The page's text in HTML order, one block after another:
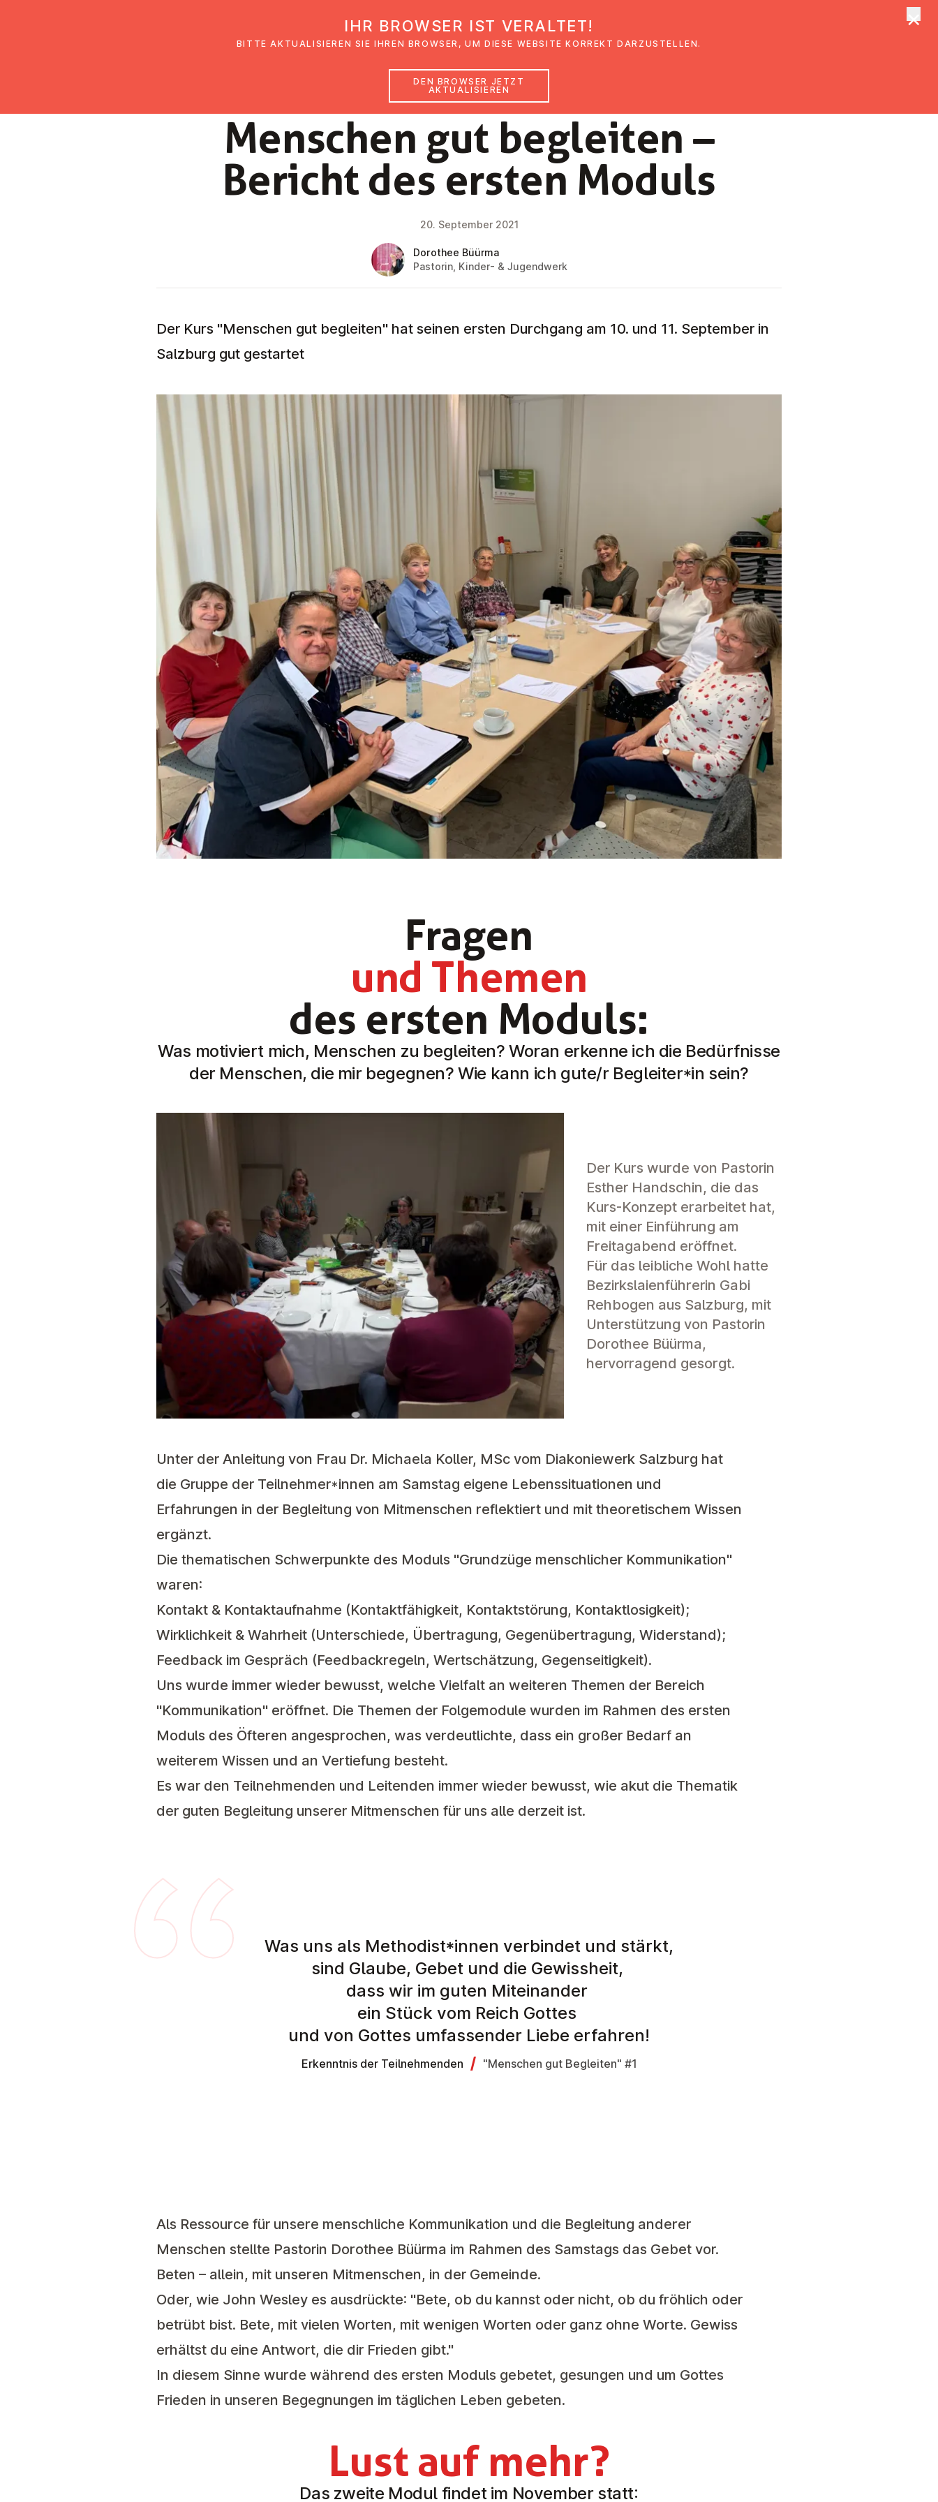
Glaubensimpulse News Veranstaltungen
Menschen gut begleiten –
Bericht des ersten Moduls
NEWS
20. September 2021
Dorothee Büürma
Pastorin, Kinder- & Jugendwerk
Der Kurs "Menschen gut begleiten" hat seinen ersten Durchgang am 10. und 11. September in
Salzburg gut gestartet
Fragen
und Themen
des ersten Moduls:
Was motiviert mich, Menschen zu begleiten? Woran erkenne ich die Bedürfnisse
der Menschen, die mir begegnen? Wie kann ich gute/r Begleiter*in sein?
Der Kurs wurde von Pastorin
Esther Handschin, die das
Kurs-Konzept erarbeitet hat,
mit einer Einführung am
Freitagabend eröffnet.
Für das leibliche Wohl hatte
Bezirkslaienführerin Gabi
Rehbogen aus Salzburg, mit
Unterstützung von Pastorin
Dorothee Büürma,
hervorragend gesorgt.
Unter der Anleitung von Frau Dr. Michaela Koller, MSc vom Diakoniewerk Salzburg hat
die Gruppe der Teilnehmer*innen am Samstag eigene Lebenssituationen und
Erfahrungen in der Begleitung von Mitmenschen reflektiert und mit theoretischem Wissen
ergänzt.
Die thematischen Schwerpunkte des Moduls "Grundzüge menschlicher Kommunikation"
waren:
Kontakt & Kontaktaufnahme (Kontaktfähigkeit, Kontaktstörung, Kontaktlosigkeit);
Wirklichkeit & Wahrheit (Unterschiede, Übertragung, Gegenübertragung, Widerstand);
Feedback im Gespräch (Feedbackregeln, Wertschätzung, Gegenseitigkeit).
Uns wurde immer wieder bewusst, welche Vielfalt an weiteren Themen der Bereich
"Kommunikation" eröffnet. Die Themen der Folgemodule wurden im Rahmen des ersten
Moduls des Öfteren angesprochen, was verdeutlichte, dass ein großer Bedarf an
weiterem Wissen und an Vertiefung besteht.
Es war den Teilnehmenden und Leitenden immer wieder bewusst, wie akut die Thematik
der guten Begleitung unserer Mitmenschen für uns alle derzeit ist.
Was uns als Methodist*innen verbindet und stärkt,
sind Glaube, Gebet und die Gewissheit,
dass wir im guten Miteinander
ein Stück vom Reich Gottes
und von Gottes umfassender Liebe erfahren!
Erkenntnis der Teilnehmenden "Menschen gut Begleiten" #1
Als Ressource für unsere menschliche Kommunikation und die Begleitung anderer
Menschen stellte Pastorin Dorothee Büürma im Rahmen des Samstags das Gebet vor.
Beten – allein, mit unseren Mitmenschen, in der Gemeinde.
Oder, wie John Wesley es ausdrückte: "Bete, ob du kannst oder nicht, ob du fröhlich oder
betrübt bist. Bete, mit vielen Worten, mit wenigen Worten oder ganz ohne Worte. Gewiss
erhältst du eine Antwort, die dir Frieden gibt."
In diesem Sinne wurde während des ersten Moduls gebetet, gesungen und um Gottes
Frieden in unseren Begegnungen im täglichen Leben gebeten.
Lust auf mehr?
Das zweite Modul findet im November statt:
IHR BROWSER IST VERALTET!
BITTE AKTUALISIEREN SIE IHREN BROWSER, UM DIESE WEBSITE KORREKT DARZUSTELLEN.
DEN BROWSER JETZT
AKTUALISIEREN
×